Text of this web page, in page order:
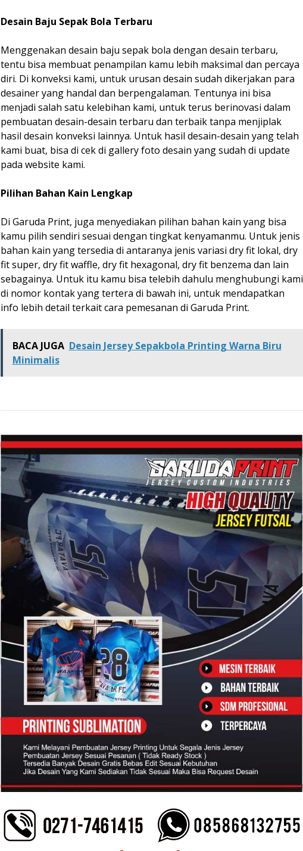
Desain Baju Sepak Bola Terbaru
Menggenakan desain baju sepak bola dengan desain terbaru,
tentu bisa membuat penampilan kamu lebih maksimal dan percaya
diri. Di konveksi kami, untuk urusan desain sudah dikerjakan para
desainer yang handal dan berpengalaman. Tentunya ini bisa
menjadi salah satu kelebihan kami, untuk terus berinovasi dalam
pembuatan desain-desain terbaru dan terbaik tanpa menjiplak
hasil desain konveksi lainnya. Untuk hasil desain-desain yang telah
kami buat, bisa di cek di gallery foto desain yang sudah di update
pada website kami.
Pilihan Bahan Kain Lengkap
Di Garuda Print, juga menyediakan pilihan bahan kain yang bisa
kamu pilih sendiri sesuai dengan tingkat kenyamanmu. Untuk jenis
bahan kain yang tersedia di antaranya jenis variasi dry fit lokal, dry
fit super, dry fit waffle, dry fit hexagonal, dry fit benzema dan lain
sebagainya. Untuk itu kamu bisa telebih dahulu menghubungi kami
di nomor kontak yang tertera di bawah ini, untuk mendapatkan
info lebih detail terkait cara pemesanan di Garuda Print.
BACA JUGA Desain Jersey Sepakbola Printing Warna Biru
Minimalis